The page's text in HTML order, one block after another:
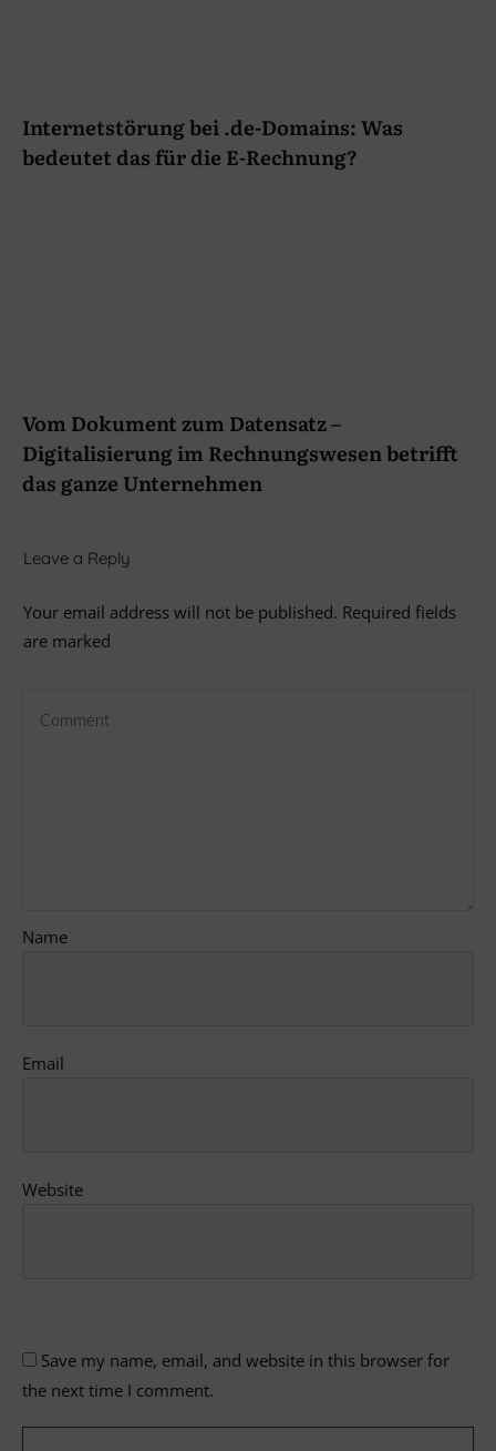
Internetstörung bei .de-Domains: Was
bedeutet das für die E-Rechnung?
Vom Dokument zum Datensatz –
Digitalisierung im Rechnungswesen betrifft
das ganze Unternehmen
Leave a Reply
Your email address will not be published. Required fields
are marked
Name
Email
Website
Save my name, email, and website in this browser for
the next time I comment.